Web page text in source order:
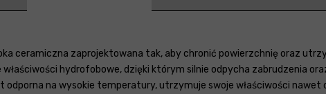
ceramiczna zaprojektowana tak, aby chronić powierzchnię oraz
hydrofobowe, dzięki którym silnie odpycha zabrudzenia
odporna na wysokie temperatury, utrzymuje swoje właściwości nawet